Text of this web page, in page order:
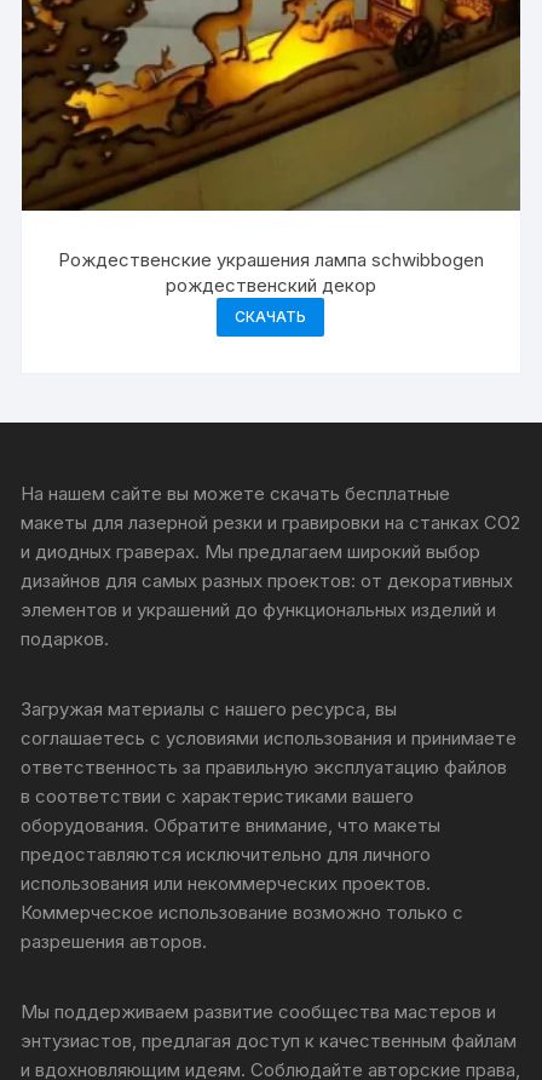
Рождественские украшения лампа schwibbogen
рождественский декор
СКАЧАТЬ
На нашем сайте вы можете скачать бесплатные
макеты для лазерной резки и гравировки на станках CO2
и диодных граверах. Мы предлагаем широкий выбор
дизайнов для самых разных проектов: от декоративных
элементов и украшений до функциональных изделий и
подарков.
Загружая материалы с нашего ресурса, вы
соглашаетесь с условиями использования и принимаете
ответственность за правильную эксплуатацию файлов
в соответствии с характеристиками вашего
оборудования. Обратите внимание, что макеты
предоставляются исключительно для личного
использования или некоммерческих проектов.
Коммерческое использование возможно только с
разрешения авторов.
Мы поддерживаем развитие сообщества мастеров и
энтузиастов, предлагая доступ к качественным файлам
и вдохновляющим идеям. Соблюдайте авторские права,